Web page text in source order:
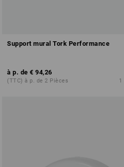
Support mural Tork Performance
à p. de € 94,26
(TTC) à p. de 2 Pièces 1